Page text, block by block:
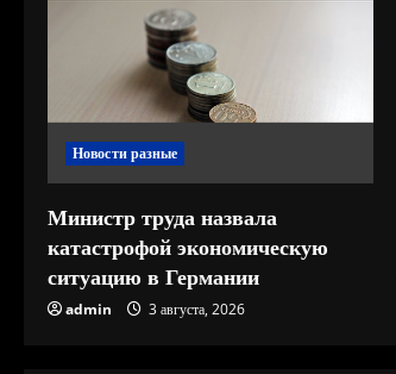
ч
т
е
н
и
Новости разные
Министр труда назвала
катастрофой экономическую
ситуацию в Германии
admin 3 августа, 2026